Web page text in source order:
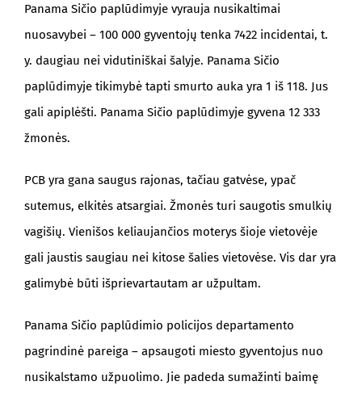
Panama Sičio paplūdimyje vyrauja nusikaltimai
nuosavybei – 100 000 gyventojų tenka 7422 incidentai, t.
y. daugiau nei vidutiniškai šalyje. Panama Sičio
paplūdimyje tikimybė tapti smurto auka yra 1 iš 118. Jus
gali apiplėšti. Panama Sičio paplūdimyje gyvena 12 333
žmonės.
PCB yra gana saugus rajonas, tačiau gatvėse, ypač
sutemus, elkitės atsargiai. Žmonės turi saugotis smulkių
vagišių. Vienišos keliaujančios moterys šioje vietovėje
gali jaustis saugiau nei kitose šalies vietovėse. Vis dar yra
galimybė būti išprievartautam ar užpultam.
Panama Sičio paplūdimio policijos departamento
pagrindinė pareiga – apsaugoti miesto gyventojus nuo
nusikalstamo užpuolimo. Jie padeda sumažinti baimę